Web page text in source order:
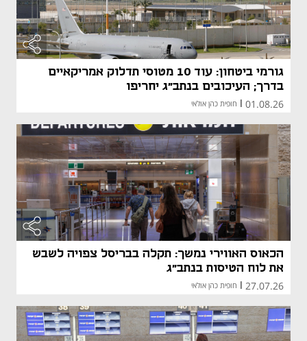
גורמי ביטחון: עוד 10 מטוסי תדלוק אמריקאיים
בדרך; העיכובים בנתב"ג יחריפו
01.08.26 חופית כהן אולאי
הכאוס האווירי נמשך: תקלה בבריסל צפויה לשבש
את לוח הטיסות בנתב"ג
27.07.26 חופית כהן אולאי